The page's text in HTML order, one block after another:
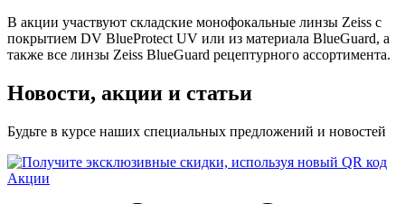
В акции участвуют складские монофокальные линзы Zeiss с
покрытием DV BlueProtect UV или из материала BlueGuard, а
также все линзы Zeiss BlueGuard рецептурного ассортимента.
Новости, акции и статьи
Будьте в курсе наших специальных предложений и новостей
Акции